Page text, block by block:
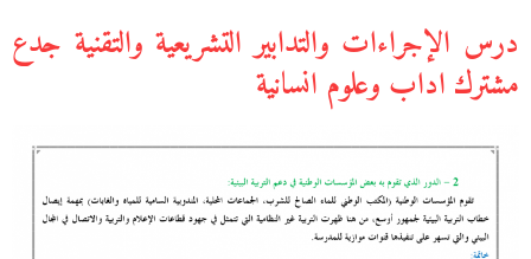
درس الإجراءات والتدابير التشريعية والتقنية جدع
مشترك اداب وعلوم انسانية